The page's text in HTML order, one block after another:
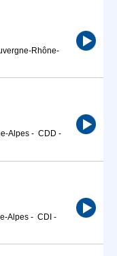
Rhône-
Alpes - CDD -
Alpes - CDI -